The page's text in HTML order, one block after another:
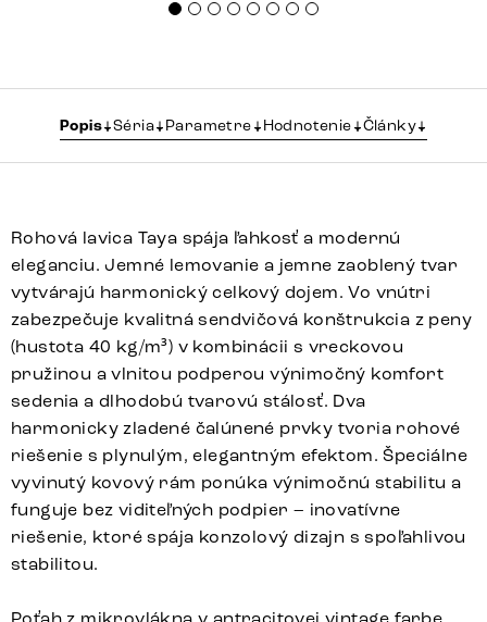
Popis Séria Parametre Hodnotenie Články
Rohová lavica Taya spája ľahkosť a modernú
eleganciu. Jemné lemovanie a jemne zaoblený tvar
vytvárajú harmonický celkový dojem. Vo vnútri
zabezpečuje kvalitná sendvičová konštrukcia z peny
(hustota 40 kg/m³) v kombinácii s vreckovou
pružinou a vlnitou podperou výnimočný komfort
sedenia a dlhodobú tvarovú stálosť. Dva
harmonicky zladené čalúnené prvky tvoria rohové
riešenie s plynulým, elegantným efektom. Špeciálne
vyvinutý kovový rám ponúka výnimočnú stabilitu a
funguje bez viditeľných podpier – inovatívne
riešenie, ktoré spája konzolový dizajn s spoľahlivou
stabilitou.